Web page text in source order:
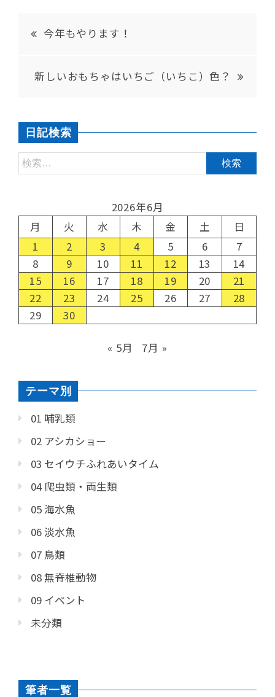
今年もやります！
新しいおもちゃはいちご（いちこ）色？
日記検索
2026年6月
月
火 水 木 金 土
日
1
2 3 4 5 6
7
8
9 10 11 12 13
14
15
16 17 18 19 20
21
22
23 24 25 26 27
28
29
30
« 5月 7月 »
テーマ別
01 哺乳類
02 アシカショー
03 セイウチふれあいタイム
04 爬虫類・両生類
05 海水魚
06 淡水魚
07 鳥類
08 無脊椎動物
09 イベント
未分類
筆者一覧